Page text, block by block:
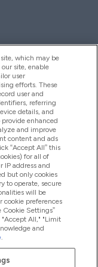
which may be
site, enable
user
efforts. These
user and
referring
details, and
enhanced
and improve
content and ads
“Accept All” this
for all of
IP address and
but only cookies
to operate, secure
will be
cookie preferences
Settings”
All," "Limit
and
.